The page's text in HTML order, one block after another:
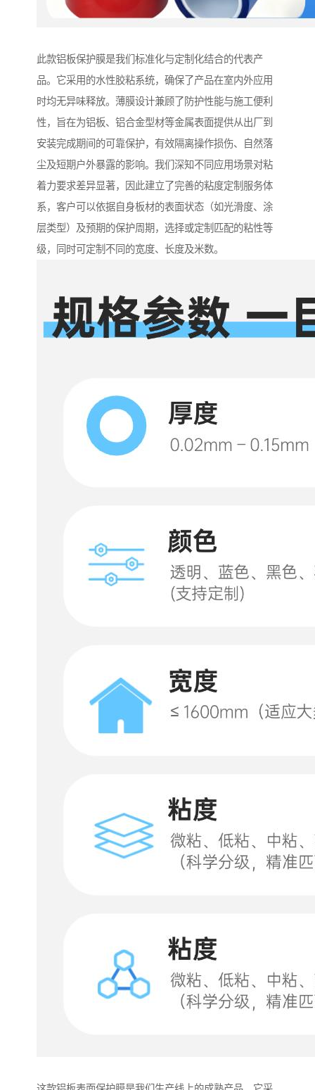
此款铝板保护膜是我们标准化与定制化结合的代表产
品。它采用的水性胶粘系统，确保了产品在室内外应用
时均无异味释放。薄膜设计兼顾了防护性能与施工便利
性，旨在为铝板、铝合金型材等金属表面提供从出厂到
安装完成期间的可靠保护，有效隔离操作损伤、自然落
尘及短期户外暴露的影响。我们深知不同应用场景对粘
着力要求差异显著，因此建立了完善的粘度定制服务体
系，客户可以依据自身板材的表面状态（如光滑度、涂
层类型）及预期的保护周期，选择或定制匹配的粘性等
级，同时可定制不同的宽度、长度及米数。